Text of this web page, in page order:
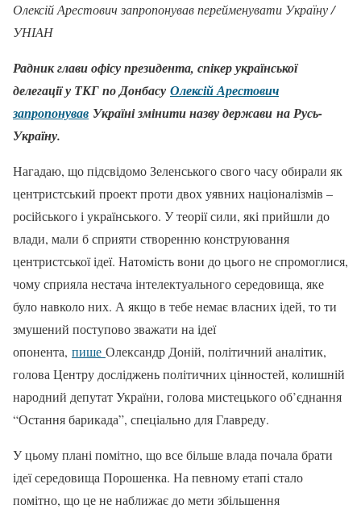
Олексій Арестович запропонував перейменувати Україну /
УНІАН
Радник глави офісу президента, спікер української
делегації у ТКГ по Донбасу Олексій Арестович
запропонував Україні змінити назву держави на Русь-
Україну.
Нагадаю, що підсвідомо Зеленського свого часу обирали як
центристський проект проти двох уявних націоналізмів –
російського і українського. У теорії сили, які прийшли до
влади, мали б сприяти створенню конструювання
центристської ідеї. Натомість вони до цього не спромоглися,
чому сприяла нестача інтелектуального середовища, яке
було навколо них. А якщо в тебе немає власних ідей, то ти
змушений поступово зважати на ідеї
опонента, пише Олександр Доній, політичний аналітик,
голова Центру досліджень політичних цінностей, колишній
народний депутат України, голова мистецького об’єднання
“Остання барикада”, спеціально для Главреду.
У цьому плані помітно, що все більше влада почала брати
ідеї середовища Порошенка. На певному етапі стало
помітно, що це не наближає до мети збільшення